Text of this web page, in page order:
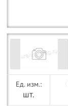
шт.